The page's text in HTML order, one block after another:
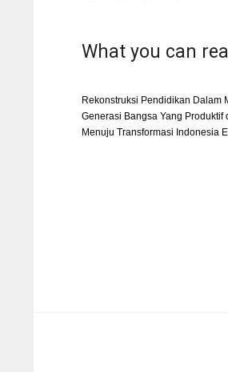
What you can
Rekonstruksi Pendidikan Dalam
Generasi Bangsa Yang Produktif
Menuju Transformasi Indonesia